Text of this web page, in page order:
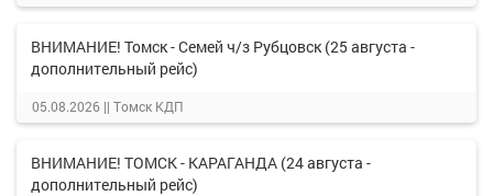
ВНИМАНИЕ! Томск - Семей ч/з Рубцовск (25 августа -
дополнительный рейс)
05.08.2026 || Томск КДП
ВНИМАНИЕ! ТОМСК - КАРАГАНДА (24 августа -
дополнительный рейс)